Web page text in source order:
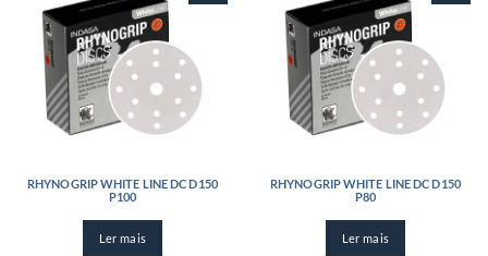
RHYNOGRIP WHITE LINE DC D150
P100
Ler mais
RHYNOGRIP WHITE LINE DC D150
P80
Ler mais